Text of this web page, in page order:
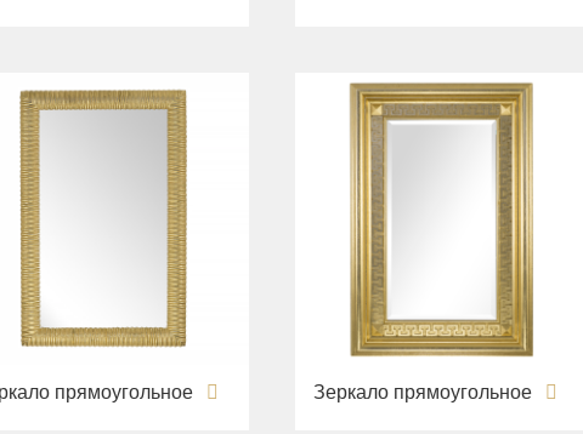
прямоугольное Зеркало прямоугольное